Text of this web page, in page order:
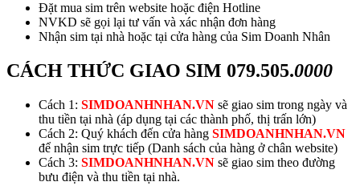
Đặt mua sim trên website hoặc điện Hotline
NVKD sẽ gọi lại tư vấn và xác nhận đơn hàng
Nhận sim tại nhà hoặc tại cửa hàng của Sim Doanh Nhân
CÁCH THỨC GIAO SIM 079.505.0000
Cách 1: SIMDOANHNHAN.VN sẽ giao sim trong ngày và
thu tiền tại nhà (áp dụng tại các thành phố, thị trấn lớn)
Cách 2: Quý khách đến cửa hàng SIMDOANHNHAN.VN
để nhận sim trực tiếp (Danh sách của hàng ở chân website)
Cách 3: SIMDOANHNHAN.VN sẽ giao sim theo đường
bưu điện và thu tiền tại nhà.